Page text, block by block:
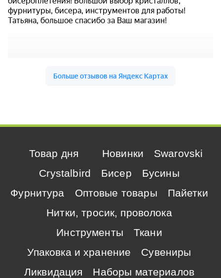
Товар дня Новинки
Swarovski
Crystalbird
Бисер
Бусины
Фурнитура
Оптовые товары
Пайетки
Нитки, тросик, проволока
Инструменты
Ткани
Упаковка и хранение
Сувениры
Ликвидация
Наборы материалов